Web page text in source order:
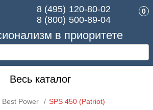
в приоритете
8 (495) 120-80-02
8 (800) 500-89-04
0
Весь каталог
Best Power SPS 450 (Patriot)